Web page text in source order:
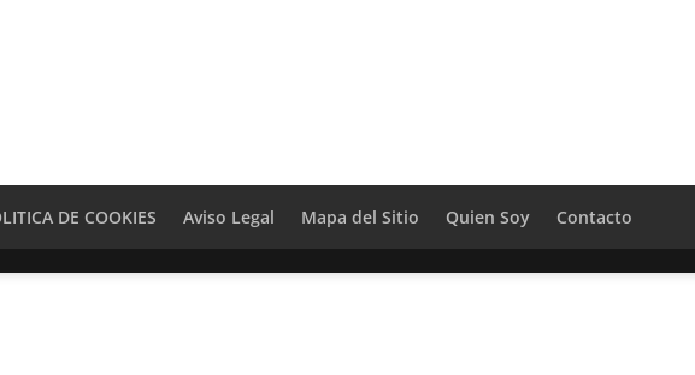
DE COOKIES Aviso Legal Mapa del Sitio Quien Soy Contacto